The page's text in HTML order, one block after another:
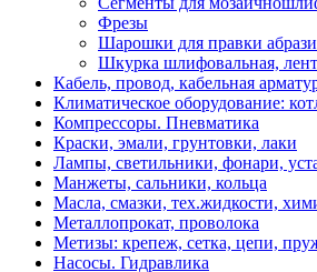
Фрезы
Шарошки для правки
Шкурка шлифовальная,
Кабель, провод, кабельная
Климатическое оборудование:
Компрессоры. Пневматика
Краски, эмали, грунтовки, лаки
Лампы, светильники, фонари,
Манжеты, сальники, кольца
Масла, смазки, тех.жидкости,
Металлопрокат, проволока
Метизы: крепеж, сетка, цепи,
Насосы. Гидравлика